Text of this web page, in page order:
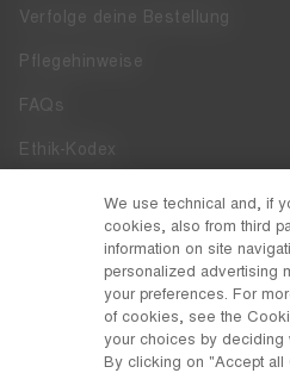
Verfolge deine Bestellung
Pflegehinweise
FAQs
Ethik-Kodex
Whistleblowing
Zugänglichkeit
DISCOVER MOON BOOT
We use technical and, if
cookies, also from third
information on site
personalized advertising
your preferences. For
of cookies, see the
your choices by deciding
By clicking on "Accept